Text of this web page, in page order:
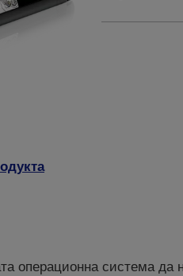
операционна система да